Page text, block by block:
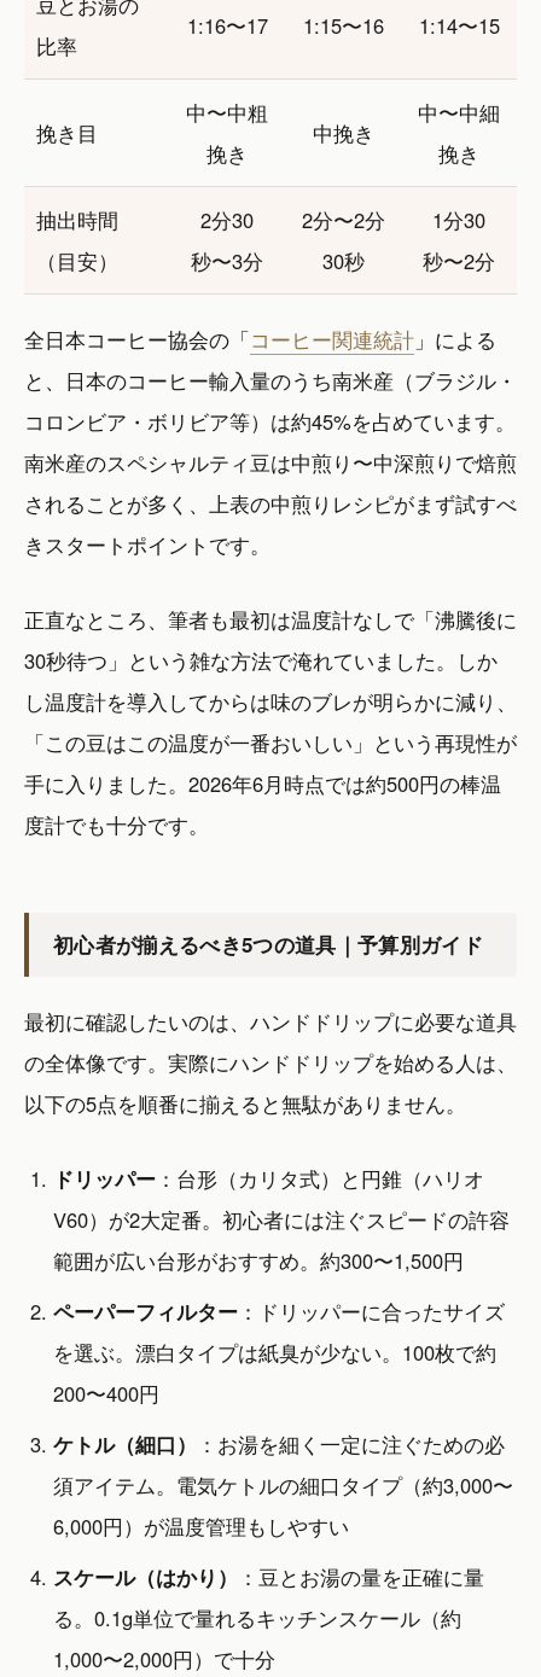
比率
1:16〜17 1:15〜16 1:14〜15
挽き目
中〜中粗
挽き
中挽き
中〜中細
挽き
抽出時間
（目安）
2分30
秒〜3分
2分〜2分
30秒
1分30
秒〜2分
全日本コーヒー協会の「コーヒー関連統計 」による
と、日本のコーヒー輸入量のうち南米産（ブラジル・
コロンビア・ボリビア等）は約45%を占めています。
南米産のスペシャルティ豆は中煎り〜中深煎りで焙煎
されることが多く、上表の中煎りレシピがまず試すべ
きスタートポイントです。
正直なところ、筆者も最初は温度計なしで「沸騰後に
30秒待つ」という雑な方法で淹れていました。しか
し温度計を導入してからは味のブレが明らかに減り、
「この豆はこの温度が一番おいしい」という再現性が
手に入りました。2026年6月時点では約500円の棒温
度計でも十分です。
初心者が揃えるべき5つの道具｜予算別ガイド
最初に確認したいのは、ハンドドリップに必要な道具
の全体像です。実際にハンドドリップを始める人は、
以下の5点を順番に揃えると無駄がありません。
ドリッパー ：台形（カリタ式）と円錐（ハリオ
V60）が2大定番。初心者には注ぐスピードの許容
範囲が広い台形がおすすめ。約300〜1,500円
ペーパーフィルター ：ドリッパーに合ったサイズ
を選ぶ。漂白タイプは紙臭が少ない。100枚で約
200〜400円
ケトル（細口）
：お湯を細く一定に注ぐための必
須アイテム。電気ケトルの細口タイプ（約3,000〜
6,000円）が温度管理もしやすい
スケール（はかり）
：豆とお湯の量を正確に量
る。0.1g単位で量れるキッチンスケール（約
1,000〜2,000円）で十分